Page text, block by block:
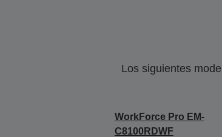
Los siguientes
WorkForce Pro EM-
C8100RDWF